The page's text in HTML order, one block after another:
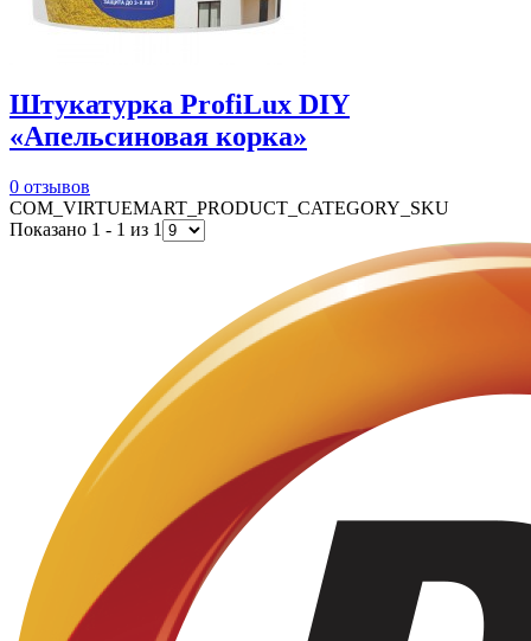
Штукатурка ProfiLux DIY
«Апельсиновая корка»
0 отзывов
COM_VIRTUEMART_PRODUCT_CATEGORY_SKU
Показано 1 - 1 из 1